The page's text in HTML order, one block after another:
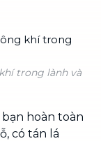
trong lành và
hoàn toàn
có tán lá